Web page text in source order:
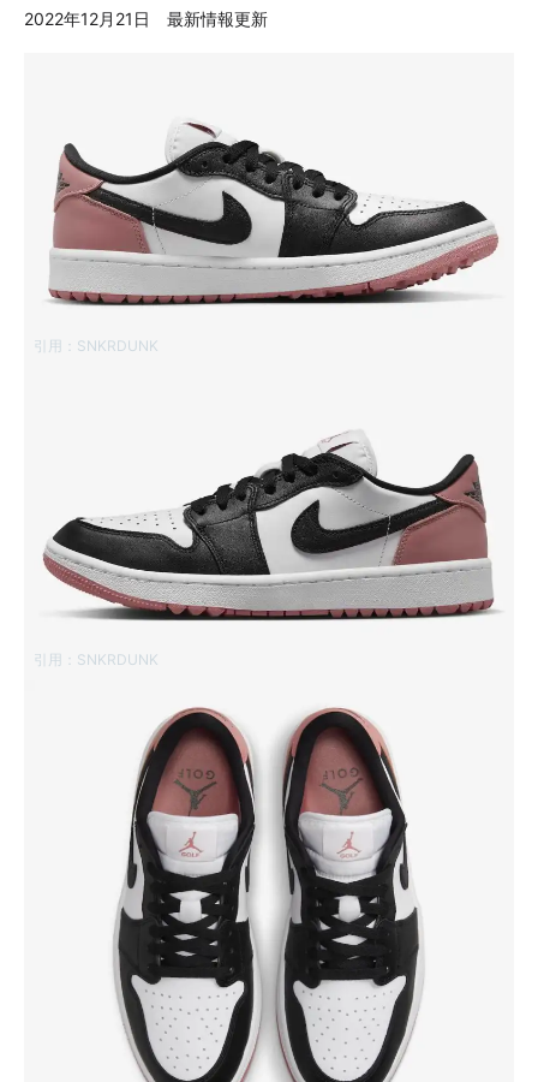
2022年12月21日 最新情報更新
引用： SNKRDUNK
引用： SNKRDUNK